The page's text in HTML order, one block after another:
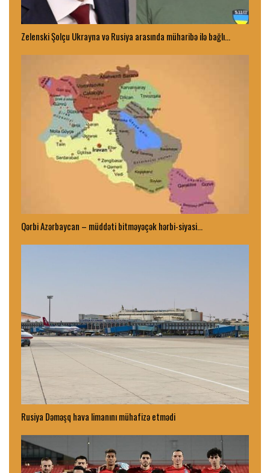
Zelenski Şolçu Ukrayna və Rusiya arasında müharibə ilə bağlı…
Qərbi Azərbaycan – müddəti bitməyəçək hərbi-siyasi…
Rusiya Dəməşq hava limanını mühafizə etmədi